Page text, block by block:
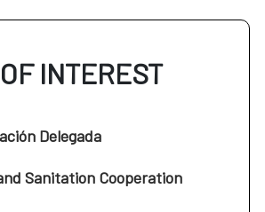
INTEREST
Delegada
Sanitation Cooperation